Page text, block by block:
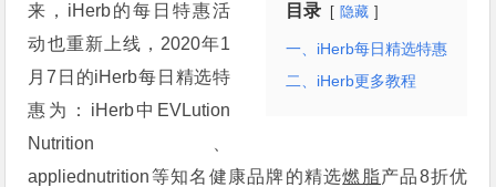
目录 隐藏
一、iHerb每日精选特惠
二、iHerb更多教程
来，iHerb的每日特惠活
动也重新上线，2020年1
月7日的iHerb每日精选特
惠为：iHerb中EVLution
Nutrition、
appliednutrition等知名健康品牌的精选燃脂产品8折优